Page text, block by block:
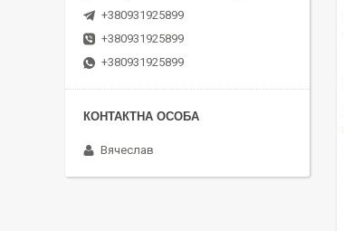
+380931925899
+380931925899
+380931925899
Вячеслав